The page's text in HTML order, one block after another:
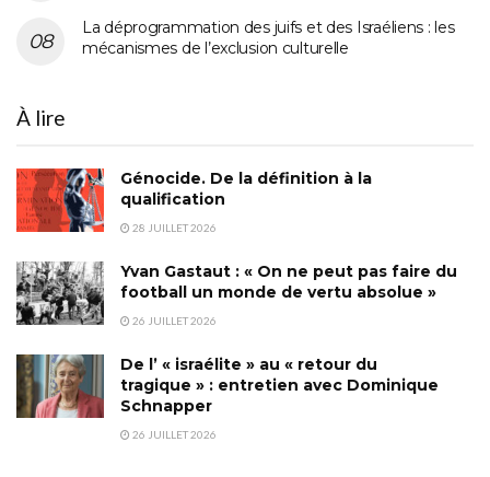
La déprogrammation des juifs et des Israéliens : les
mécanismes de l’exclusion culturelle
À lire
Génocide. De la définition à la
qualification
28 JUILLET 2026
Yvan Gastaut : « On ne peut pas faire du
football un monde de vertu absolue »
26 JUILLET 2026
De l’ « israélite » au « retour du
tragique » : entretien avec Dominique
Schnapper
26 JUILLET 2026